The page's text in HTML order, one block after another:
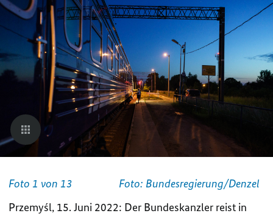
Foto 1 von 13
Foto: Bundesregierung/Denzel
Przemyśl, 15. Juni 2022: Der Bundeskanzler reist in